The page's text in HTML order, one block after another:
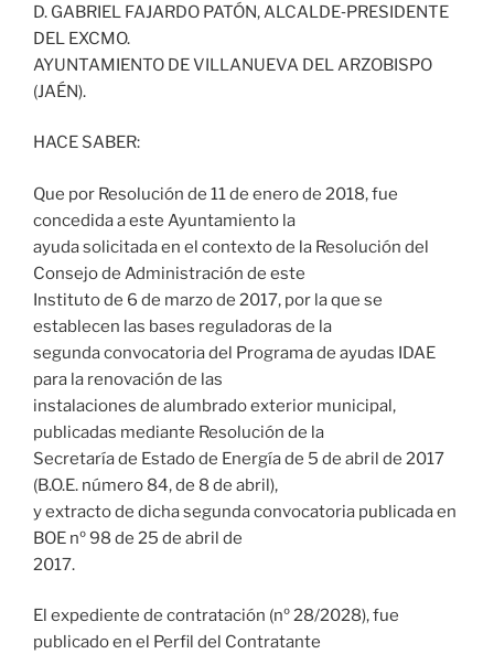
D. GABRIEL FAJARDO PATÓN, ALCALDE‐PRESIDENTE
DEL EXCMO.
AYUNTAMIENTO DE VILLANUEVA DEL ARZOBISPO
(JAÉN).
HACE SABER:
Que por Resolución de 11 de enero de 2018, fue
concedida a este Ayuntamiento la
ayuda solicitada en el contexto de la Resolución del
Consejo de Administración de este
Instituto de 6 de marzo de 2017, por la que se
establecen las bases reguladoras de la
segunda convocatoria del Programa de ayudas IDAE
para la renovación de las
instalaciones de alumbrado exterior municipal,
publicadas mediante Resolución de la
Secretaría de Estado de Energía de 5 de abril de 2017
(B.O.E. número 84, de 8 de abril),
y extracto de dicha segunda convocatoria publicada en
BOE nº 98 de 25 de abril de
2017.
El expediente de contratación (nº 28/2028), fue
publicado en el Perfil del Contratante